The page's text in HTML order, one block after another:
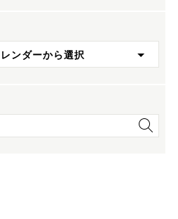
ンダーから選択